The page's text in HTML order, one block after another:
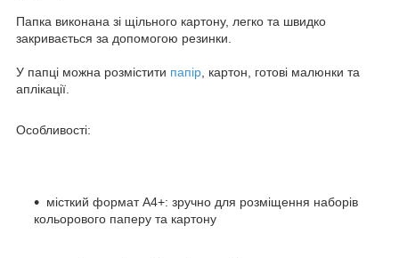
Папка виконана зі щільного картону, легко та швидко
закривається за допомогою резинки.
У папці можна розмістити папір , картон, готові малюнки та
аплікації.
Особливості:
місткий формат А4+: зручно для розміщення наборів
кольорового паперу та картону